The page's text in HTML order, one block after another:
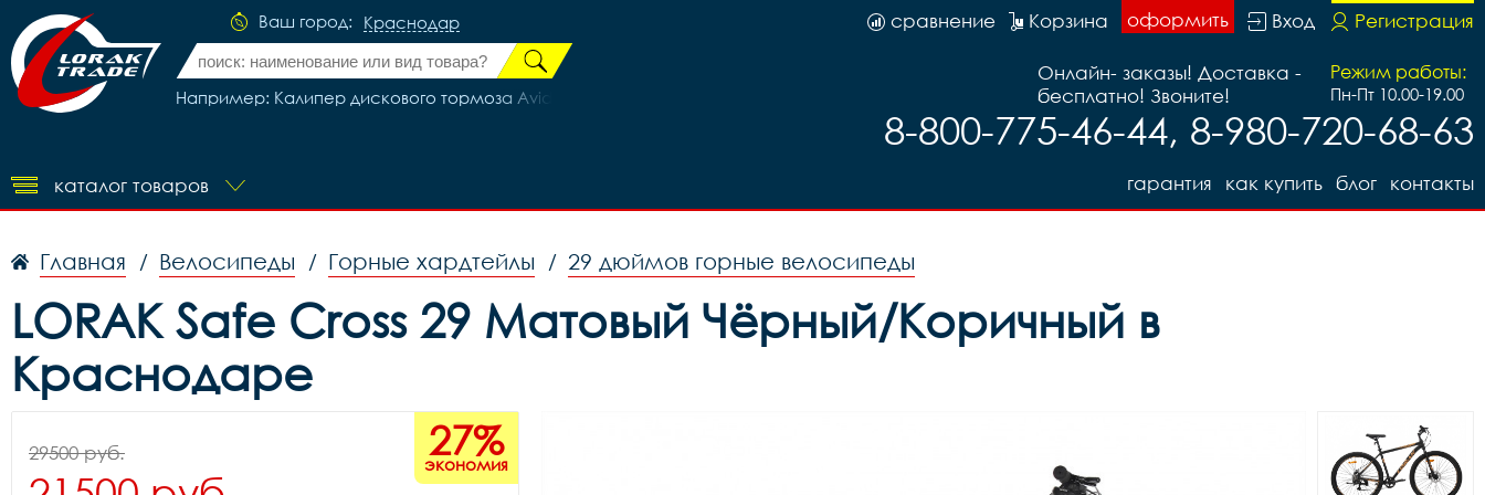
Ваш город: Краснодар
Например: Калипер дискового тормоза Avid Elixir1 задний DB-1, код 10523
Регистрация
Вход
оформить
Корзина
сравнение
Режим работы:
Пн-Пт 10.00-19.00
Онлайн- заказы! Доставка -
бесплатно! Звоните!
8-800-775-46-44, 8-980-720-68-63
каталог товаров контакты
блог
как купить
гарантия
Главная / Велосипеды / Горные хардтейлы / 29 дюймов горные велосипеды
LORAK Safe Cross 29 Матовый Чёрный/Коричный в
Краснодаре
27%
экономия
29500 руб.